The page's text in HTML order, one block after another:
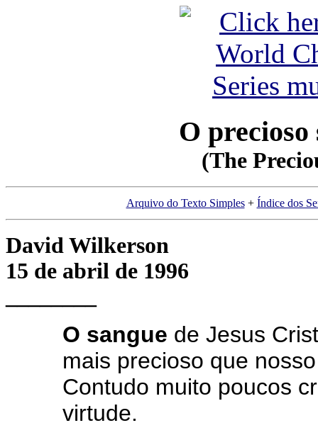
O precioso
(The
Arquivo do Texto Simples+ Índice dos
David Wilkerson
15 de abril de 1996
O sangue de Jesus
mais precioso que
Contudo muito poucos
virtude.